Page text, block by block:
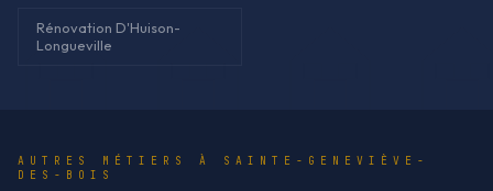
Rénovation D'Huison-
Longueville
AUTRES MÉTIERS À SAINTE-GENEVIÈVE-
DES-BOIS